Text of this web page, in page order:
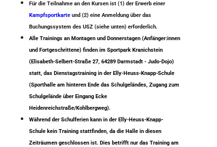
Für die Teilnahme an den Kursen ist (1) der Erwerb einer
Kampfsportkarte und (2) eine Anmeldung über das
Buchungssystem des USZ (siehe unten) erforderlich.
Alle Trainings an Montagen und Donnerstagen (Anfänger:innen
und Fortgeschrittene) finden im Sportpark Kranichstein
(Elisabeth-Selbert-Straße 27, 64289 Darmstadt - Judo-Dojo)
statt, das Dienstagstraining in der Elly-Heuss-Knapp-Schule
(Sporthalle am hinteren Ende das Schulgeländes, Zugang zum
Schulgelände über Eingang Ecke
Heidenreichstraße/Kohlbergweg).
Während der Schulferien kann in der Elly-Heuss-Knapp-
Schule kein Training stattfinden, da die Halle in diesen
Zeiträumen geschlossen ist. Dies betrifft nur das Training am